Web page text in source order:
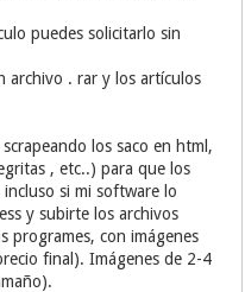
puedes solicitarlo sin
archivo . rar y los artículos
los saco en html,
, etc..) para que los
si mi software lo
y subirte los archivos
programes, con imágenes
final). Imágenes de 2-4